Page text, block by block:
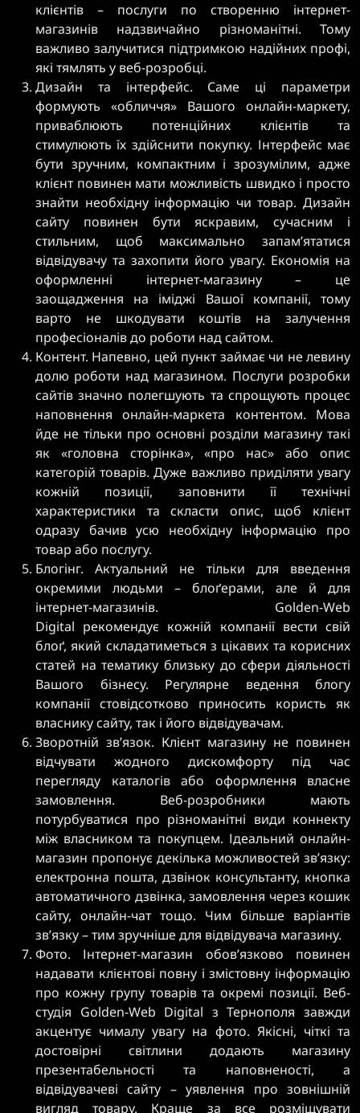
клієнтів – послуги по створенню інтернет-
магазинів надзвичайно різноманітні. Тому
важливо залучитися підтримкою надійних профі,
які тямлять у веб-розробці.
Дизайн та інтерфейс. Саме ці параметри
формують «обличчя» Вашого онлайн-маркету,
приваблюють потенційних клієнтів та
стимулюють їх здійснити покупку. Інтерфейс має
бути зручним, компактним і зрозумілим, адже
клієнт повинен мати можливість швидко і просто
знайти необхідну інформацію чи товар. Дизайн
сайту повинен бути яскравим, сучасним і
стильним, щоб максимально запам’ятатися
відвідувачу та захопити його увагу. Економія на
оформленні інтернет-магазину – це
заощадження на іміджі Вашої компанії, тому
варто не шкодувати коштів на залучення
професіоналів до роботи над сайтом.
Контент. Напевно, цей пункт займає чи не левину
долю роботи над магазином. Послуги розробки
сайтів значно полегшують та спрощують процес
наповнення онлайн-маркета контентом. Мова
йде не тільки про основні розділи магазину такі
як «головна сторінка», «про нас» або опис
категорій товарів. Дуже важливо приділяти увагу
кожній позиції, заповнити її технічні
характеристики та скласти опис, щоб клієнт
одразу бачив усю необхідну інформацію про
товар або послугу.
Блогінг. Актуальний не тільки для введення
окремими людьми – блоґерами, але й для
інтернет-магазинів. Golden-Web
Digital рекомендує кожній компанії вести свій
блоґ, який складатиметься з цікавих та корисних
статей на тематику близьку до сфери діяльності
Вашого бізнесу. Регулярне ведення блогу
компанії стовідсотково приносить користь як
власнику сайту, так і його відвідувачам.
Зворотній зв’язок. Клієнт магазину не повинен
відчувати жодного дискомфорту під час
перегляду каталогів або оформлення власне
замовлення. Веб-розробники мають
потурбуватися про різноманітні види коннекту
між власником та покупцем. Ідеальний онлайн-
магазин пропонує декілька можливостей зв’язку:
електронна пошта, дзвінок консультанту, кнопка
автоматичного дзвінка, замовлення через кошик
сайту, онлайн-чат тощо. Чим більше варіантів
зв’язку – тим зручніше для відвідувача магазину.
Фото. Інтернет-магазин обов’язково повинен
надавати клієнтові повну і змістовну інформацію
про кожну групу товарів та окремі позиції. Веб-
студія Golden-Web Digital з Тернополя завжди
акцентує чималу увагу на фото. Якісні, чіткі та
достовірні світлини додають магазину
презентабельності та наповненості, а
відвідувачеві сайту – уявлення про зовнішній
вигляд товару. Краще за все розміщувати